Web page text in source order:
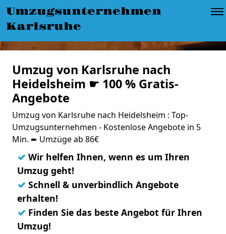
Umzugsunternehmen
Karlsruhe
Umzug von Karlsruhe nach
Heidelsheim ☛ 100 % Gratis-
Angebote
Umzug von Karlsruhe nach Heidelsheim : Top-
Umzugsunternehmen - Kostenlose Angebote in 5
Min. ➨ Umzüge ab 86€
✓ Wir helfen Ihnen, wenn es um Ihren
Umzug geht!
✓ Schnell & unverbindlich Angebote
erhalten!
✓ Finden Sie das beste Angebot für Ihren
Umzug!